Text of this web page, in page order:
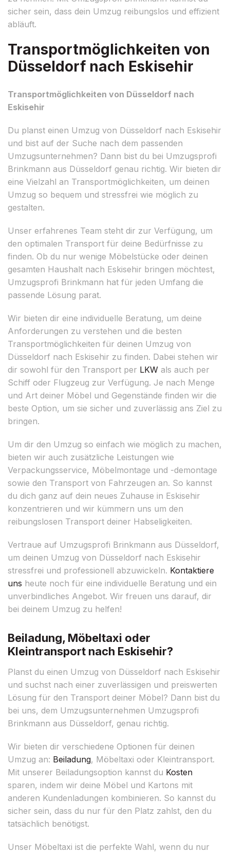
sicher sein, dass dein Umzug reibungslos und effizient
abläuft.
Transportmöglichkeiten von
Düsseldorf nach Eskisehir
Transportmöglichkeiten von Düsseldorf nach
Eskisehir
Du planst einen Umzug von Düsseldorf nach Eskisehir
und bist auf der Suche nach dem passenden
Umzugsunternehmen? Dann bist du bei Umzugsprofi
Brinkmann aus Düsseldorf genau richtig. Wir bieten dir
eine Vielzahl an Transportmöglichkeiten, um deinen
Umzug so bequem und stressfrei wie möglich zu
gestalten.
Unser erfahrenes Team steht dir zur Verfügung, um
den optimalen Transport für deine Bedürfnisse zu
finden. Ob du nur wenige Möbelstücke oder deinen
gesamten Haushalt nach Eskisehir bringen möchtest,
Umzugsprofi Brinkmann hat für jeden Umfang die
passende Lösung parat.
Wir bieten dir eine individuelle Beratung, um deine
Anforderungen zu verstehen und die besten
Transportmöglichkeiten für deinen Umzug von
Düsseldorf nach Eskisehir zu finden. Dabei stehen wir
dir sowohl für den Transport per LKW als auch per
Schiff oder Flugzeug zur Verfügung. Je nach Menge
und Art deiner Möbel und Gegenstände finden wir die
beste Option, um sie sicher und zuverlässig ans Ziel zu
bringen.
Um dir den Umzug so einfach wie möglich zu machen,
bieten wir auch zusätzliche Leistungen wie
Verpackungsservice, Möbelmontage und -demontage
sowie den Transport von Fahrzeugen an. So kannst
du dich ganz auf dein neues Zuhause in Eskisehir
konzentrieren und wir kümmern uns um den
reibungslosen Transport deiner Habseligkeiten.
Vertraue auf Umzugsprofi Brinkmann aus Düsseldorf,
um deinen Umzug von Düsseldorf nach Eskisehir
stressfrei und professionell abzuwickeln. Kontaktiere
uns heute noch für eine individuelle Beratung und ein
unverbindliches Angebot. Wir freuen uns darauf, dir
bei deinem Umzug zu helfen!
Beiladung, Möbeltaxi oder
Kleintransport nach Eskisehir?
Planst du einen Umzug von Düsseldorf nach Eskisehir
und suchst nach einer zuverlässigen und preiswerten
Lösung für den Transport deiner Möbel? Dann bist du
bei uns, dem Umzugsunternehmen Umzugsprofi
Brinkmann aus Düsseldorf, genau richtig.
Wir bieten dir verschiedene Optionen für deinen
Umzug an: Beiladung, Möbeltaxi oder Kleintransport.
Mit unserer Beiladungsoption kannst du Kosten
sparen, indem wir deine Möbel und Kartons mit
anderen Kundenladungen kombinieren. So kannst du
sicher sein, dass du nur für den Platz zahlst, den du
tatsächlich benötigst.
Unser Möbeltaxi ist die perfekte Wahl, wenn du nur